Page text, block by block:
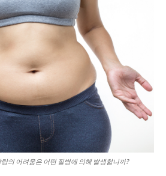
의 어려움은 어떤 질병에 의해 발생합니까?